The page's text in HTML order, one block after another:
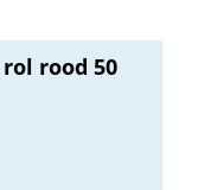
rood 50